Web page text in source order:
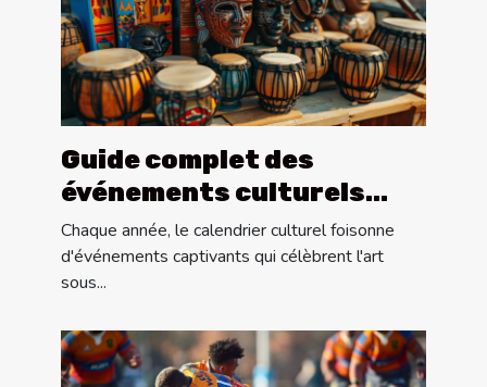
Guide complet des
événements culturels
annuels à ne pas manquer
Chaque année, le calendrier culturel foisonne
d'événements captivants qui célèbrent l'art
sous...